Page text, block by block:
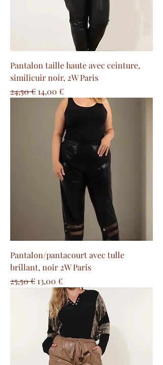
Pantalon taille haute avec ceinture,
similicuir noir, 2W Paris
Prix original
24,50 € Prix promotionnel
14,00 €
Pantalon/pantacourt avec tulle
brillant, noir 2W Paris
Prix original
25,50 € Prix promotionnel
13,00 €